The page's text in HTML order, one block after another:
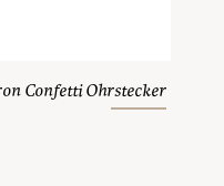
Confetti Ohrstecker